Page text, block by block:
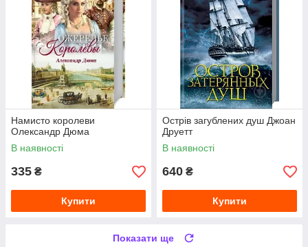
Намисто королеви
Олександр Дюма
В наявності
335 ₴
Купити
Острів загублених душ Джоан
Друетт
В наявності
640 ₴
Купити
Показати ще